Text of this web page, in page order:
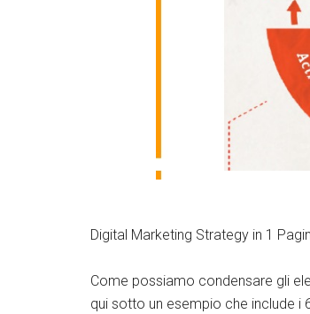
Digital Marketing Strategy in 1
Come possiamo condensare gli
qui sotto un esempio che include i